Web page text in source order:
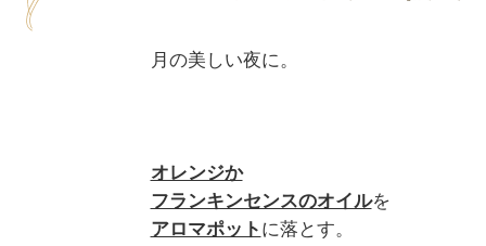
月の美しい夜に。
オレンジか
フランキンセンスのオイル
アロマポット に落とす。